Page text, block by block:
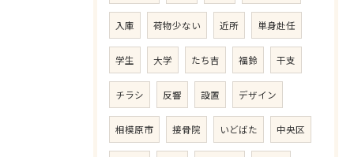
入庫 荷物少ない 近所 単身赴任
学生 大学 たち吉 福鈴 干支
チラシ 反響 設置 デザイン
相模原市 接骨院 いどばた 中央区